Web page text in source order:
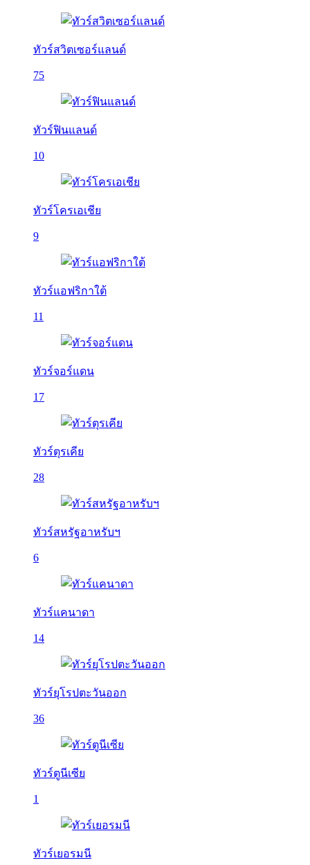
ทัวร์สวิตเซอร์แลนด์
75
ทัวร์ฟินแลนด์
10
ทัวร์โครเอเชีย
9
ทัวร์แอฟริกาใต้
11
ทัวร์จอร์แดน
17
ทัวร์ตุรเคีย
28
ทัวร์สหรัฐอาหรับฯ
6
ทัวร์แคนาดา
14
ทัวร์ยุโรปตะวันออก
36
ทัวร์ตูนีเซีย
1
ทัวร์เยอรมนี